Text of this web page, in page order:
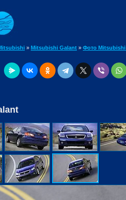
» Mitsubishi Galant » Фото